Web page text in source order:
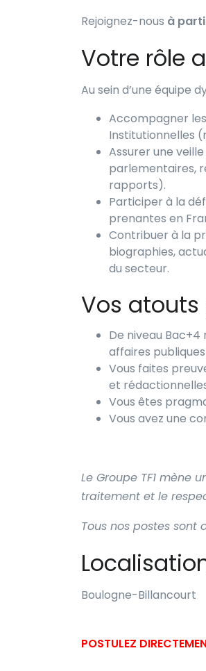
Rejoignez-nous à
Votre rôle
Au sein d’une équipe
Accompagner
Institutionnelles
Assurer une
parlementaires,
rapports).
Participer à la
prenantes en
Contribuer à la
biographies,
du secteur.
Vos
De niveau
affaires
Vous faites
et
Vous êtes
Vous avez une
Le Groupe TF1 mène
traitement et le
Tous nos postes sont
Boulogne-Billancourt
POSTULEZ